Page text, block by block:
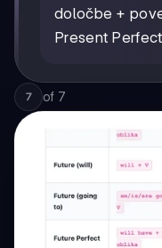
določbe +
Present Perfect
7 of 7